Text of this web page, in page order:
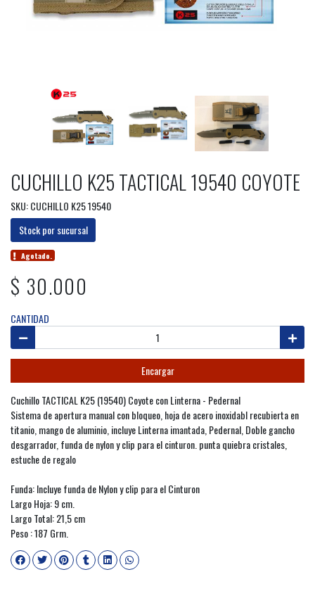
CUCHILLO K25 TACTICAL 19540 COYOTE
SKU: CUCHILLO K25 19540
Stock por sucursal
Agotado.
$ 30.000
CANTIDAD
Encargar
Cuchillo TACTICAL K25 (19540) Coyote con Linterna - Pedernal
Sistema de apertura manual con bloqueo, hoja de acero inoxidabl recubierta en
titanio, mango de aluminio, incluye Linterna imantada, Pedernal, Doble gancho
desgarrador, funda de nylon y clip para el cinturon. punta quiebra cristales,
estuche de regalo
Funda: Incluye funda de Nylon y clip para el Cinturon
Largo Hoja: 9 cm.
Largo Total: 21,5 cm
Peso : 187 Grm.